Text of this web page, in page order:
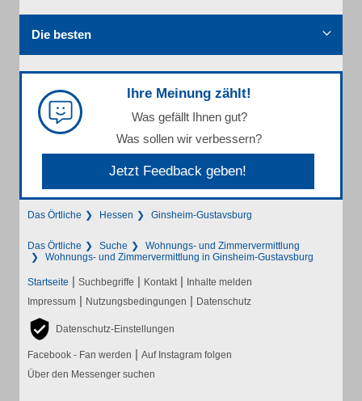
Die besten
Ihre Meinung zählt!
Was gefällt Ihnen gut?
Was sollen wir verbessern?
Jetzt Feedback geben!
Das Örtliche Hessen Ginsheim-Gustavsburg
Das Örtliche Suche
Wohnungs- und Zimmervermittlung
Wohnungs- und Zimmervermittlung in Ginsheim-Gustavsburg
Startseite | Suchbegriffe | Kontakt | Inhalte melden
Impressum | Nutzungsbedingungen | Datenschutz
Datenschutz-Einstellungen
Facebook - Fan werden | Auf Instagram folgen
Über den Messenger suchen